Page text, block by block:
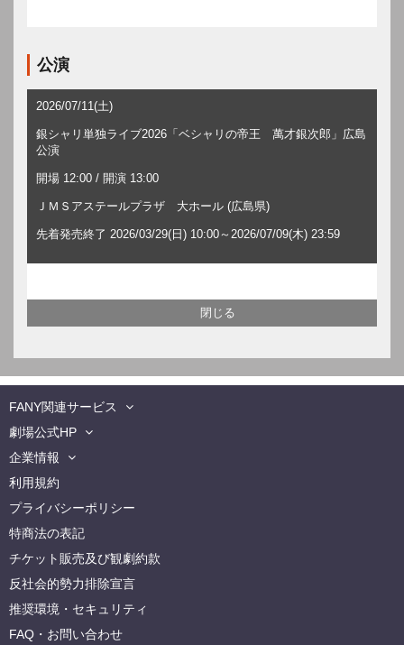
公演
2026/07/11(土)
銀シャリ単独ライブ2026「ベシャリの帝王 萬才銀次郎」広島
公演
開場 12:00 / 開演 13:00
ＪＭＳアステールプラザ 大ホール (広島県)
先着発売終了 2026/03/29(日) 10:00～2026/07/09(木) 23:59
FANY関連サービス
劇場公式HP
企業情報
利用規約
プライバシーポリシー
特商法の表記
チケット販売及び観劇約款
反社会的勢力排除宣言
推奨環境・セキュリティ
FAQ・お問い合わせ